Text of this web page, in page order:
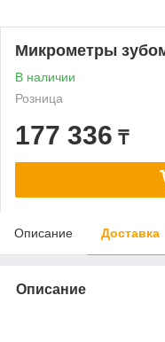
Микрометры
В наличии
Розница
177 336 ₸
Описание Доставка
Описание